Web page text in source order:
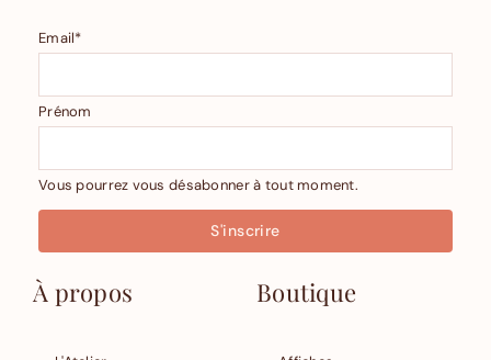
Email*
Prénom
Vous pourrez vous désabonner à tout moment.
À propos Boutique